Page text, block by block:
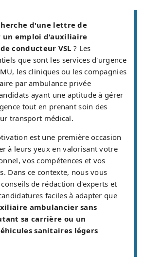
d'une lettre de
emploi d'auxiliaire
conducteur VSL ? Les
que sont les services d'urgence
les cliniques ou les compagnies
par ambulance privée
ayant une aptitude à gérer
tout en prenant soin des
transport médical.
est une première occasion
à leurs yeux en valorisant votre
vos compétences et vos
Dans ce contexte, nous vous
de rédaction d'experts et
faciles à adapter que
ambulancier sans
sa carrière ou un
sanitaires légers